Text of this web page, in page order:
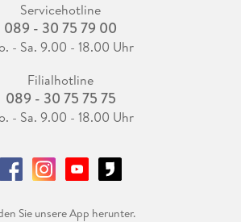
Servicehotline
089 - 30 75 79 00
- Sa. 9.00 - 18.00 Uhr
Filialhotline
089 - 30 75 75 75
- Sa. 9.00 - 18.00 Uhr
Sie unsere App herunter.